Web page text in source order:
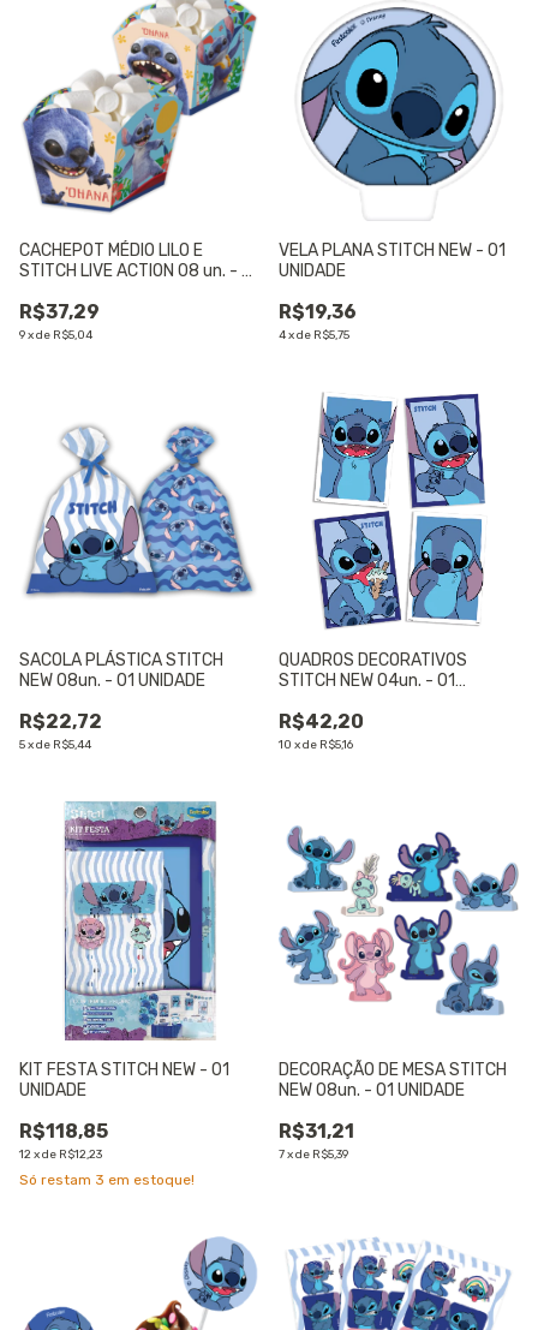
CACHEPOT MÉDIO LILO E
STITCH LIVE ACTION 08 un. - 01
R$37,29
9xde R$5,04
VELA PLANA STITCH NEW - 01
UNIDADE
R$19,36
4xde R$5,75
SACOLA PLÁSTICA STITCH
NEW 08un. - 01 UNIDADE
R$22,72
5xde R$5,44
QUADROS DECORATIVOS
STITCH NEW 04un. - 01
R$42,20
10 xde R$5,16
KIT FESTA STITCH NEW - 01
UNIDADE
R$118,85
12xde R$12,23
Só restam 3 em estoque!
DECORAÇÃO DE MESA STITCH
NEW 08un. - 01 UNIDADE
R$31,21
7xde R$5,39